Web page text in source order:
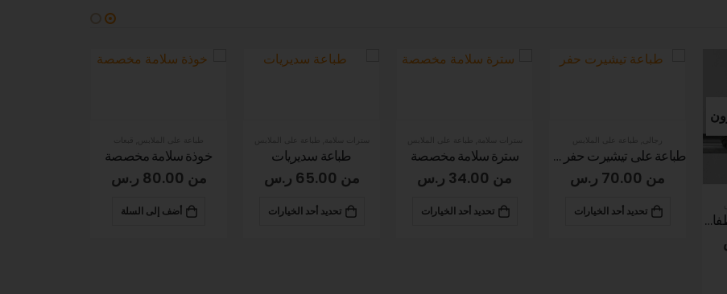
سترة سلامة مخصصة
من 34.00 ر.س
تحديد أحد الخيارات
طباعة سديريات
من 65.00 ر.س
تحديد أحد الخيارات
خوذة سلامة مخصصة
من 80.00 ر.س
أضف إلى السلة
تطريز تيشيرتات بولو رجالي
من 55.00 ر.س
تحديد أحد الخيارات